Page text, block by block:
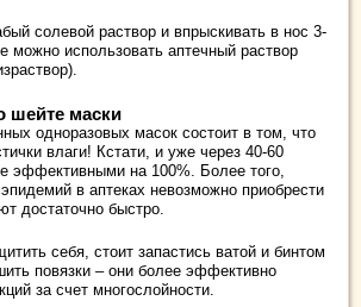
солевой раствор и впрыскивать в нос 3-
можно использовать аптечный раствор
шейте маски
одноразовых масок состоит в том, что
влаги! Кстати, и уже через 40-60
эффективными на 100%. Более того,
в аптеках невозможно приобрести
достаточно быстро.
себя, стоит запастись ватой и бинтом
повязки – они более эффективно
за счет многослойности.